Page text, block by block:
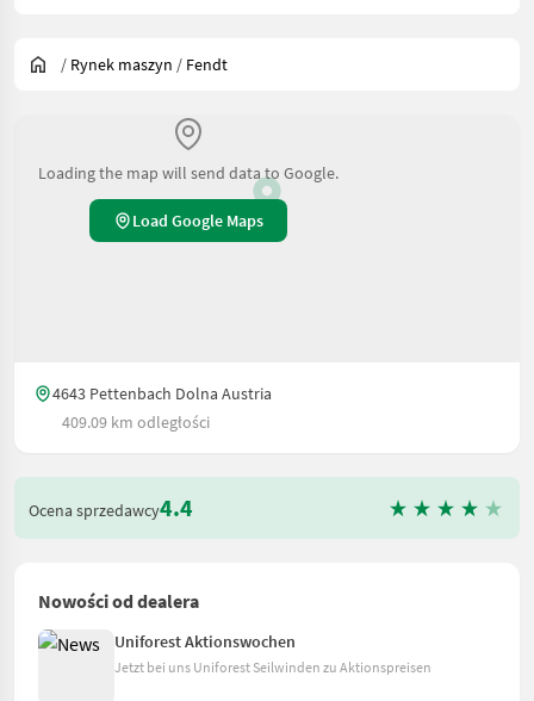
/ Rynek maszyn / Fendt
Loading the map will send data to Google.
Load Google Maps
4643 Pettenbach Dolna Austria
409.09 km odległości
Ocena sprzedawcy4.4
Nowości od dealera
Uniforest Aktionswochen
Jetzt bei uns Uniforest Seilwinden zu Aktionspreisen